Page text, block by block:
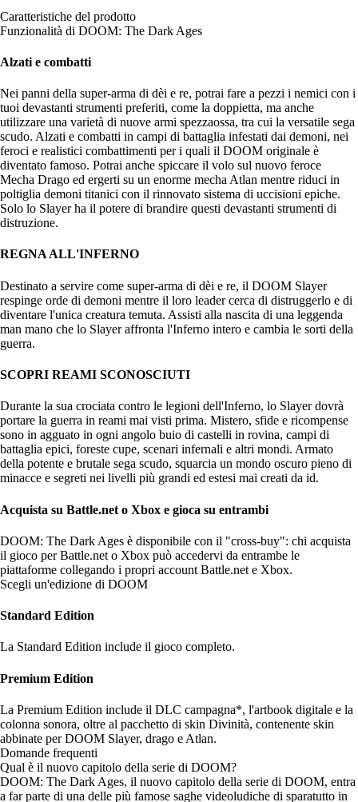
Caratteristiche del prodotto
Funzionalità di DOOM: The Dark Ages
Alzati e combatti
Nei panni della super-arma di dèi e re, potrai fare a pezzi i nemici con i
tuoi devastanti strumenti preferiti, come la doppietta, ma anche
utilizzare una varietà di nuove armi spezzaossa, tra cui la versatile sega
scudo. Alzati e combatti in campi di battaglia infestati dai demoni, nei
feroci e realistici combattimenti per i quali il DOOM originale è
diventato famoso. Potrai anche spiccare il volo sul nuovo feroce
Mecha Drago ed ergerti su un enorme mecha Atlan mentre riduci in
poltiglia demoni titanici con il rinnovato sistema di uccisioni epiche.
Solo lo Slayer ha il potere di brandire questi devastanti strumenti di
distruzione.
REGNA ALL'INFERNO
Destinato a servire come super-arma di dèi e re, il DOOM Slayer
respinge orde di demoni mentre il loro leader cerca di distruggerlo e di
diventare l'unica creatura temuta. Assisti alla nascita di una leggenda
man mano che lo Slayer affronta l'Inferno intero e cambia le sorti della
guerra.
SCOPRI REAMI SCONOSCIUTI
Durante la sua crociata contro le legioni dell'Inferno, lo Slayer dovrà
portare la guerra in reami mai visti prima. Mistero, sfide e ricompense
sono in agguato in ogni angolo buio di castelli in rovina, campi di
battaglia epici, foreste cupe, scenari infernali e altri mondi. Armato
della potente e brutale sega scudo, squarcia un mondo oscuro pieno di
minacce e segreti nei livelli più grandi ed estesi mai creati da id.
Acquista su Battle.net o Xbox e gioca su entrambi
DOOM: The Dark Ages è disponibile con il "cross-buy": chi acquista
il gioco per Battle.net o Xbox può accedervi da entrambe le
piattaforme collegando i propri account Battle.net e Xbox.
Scegli un'edizione di DOOM
Standard Edition
La Standard Edition include il gioco completo.
Premium Edition
La Premium Edition include il DLC campagna*, l'artbook digitale e la
colonna sonora, oltre al pacchetto di skin Divinità, contenente skin
abbinate per DOOM Slayer, drago e Atlan.
Domande frequenti
Qual è il nuovo capitolo della serie di DOOM?
DOOM: The Dark Ages, il nuovo capitolo della serie di DOOM, entra
a far parte di una delle più famose saghe videoludiche di sparatutto in